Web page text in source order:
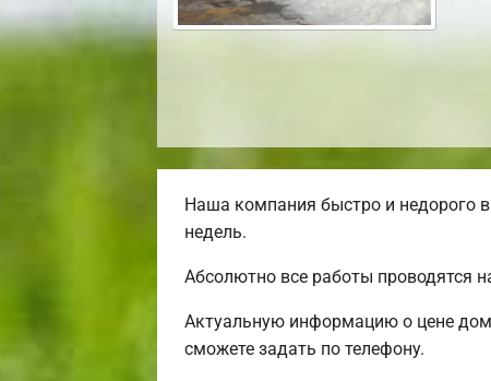
Наша компания быстро и недорого
недель.
Абсолютно все работы проводятся
Актуальную информацию о цене
сможете задать по телефону.